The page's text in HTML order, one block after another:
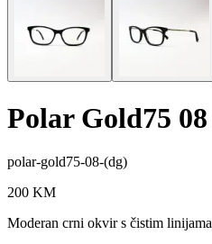
Polar Gold75
polar-gold75-08-(dg)
200 KM
Moderan crni okvir s čistim